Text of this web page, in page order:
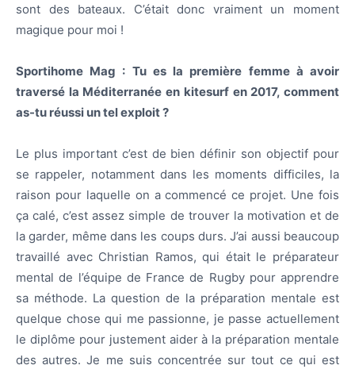
sont des bateaux. C’était donc vraiment un moment
magique pour moi !
Sportihome Mag : Tu es la première femme à avoir
traversé la Méditerranée en kitesurf en 2017, comment
as-tu réussi un tel exploit ?
Le plus important c’est de bien définir son objectif pour
se rappeler, notamment dans les moments difficiles, la
raison pour laquelle on a commencé ce projet. Une fois
ça calé, c’est assez simple de trouver la motivation et de
la garder, même dans les coups durs. J’ai aussi beaucoup
travaillé avec Christian Ramos, qui était le préparateur
mental de l’équipe de France de Rugby pour apprendre
sa méthode. La question de la préparation mentale est
quelque chose qui me passionne, je passe actuellement
le diplôme pour justement aider à la préparation mentale
des autres. Je me suis concentrée sur tout ce qui est